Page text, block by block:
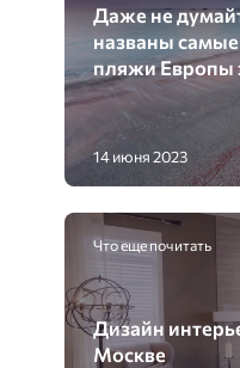
Даже не
названы
пляжи Европы
14 июня 2023
Что еще почитать
Дизайн
Москве